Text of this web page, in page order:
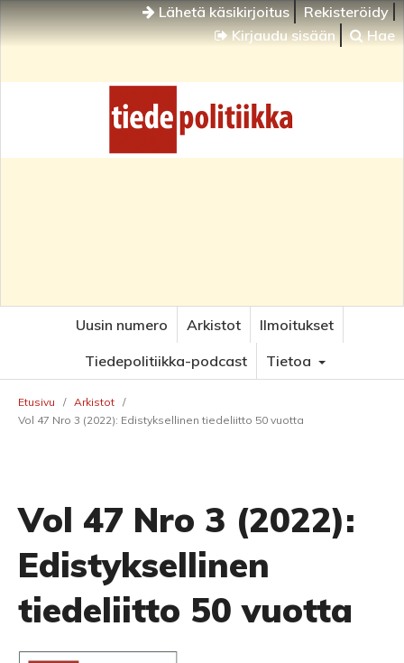
Lähetä käsikirjoitus
Rekisteröidy
Kirjaudu sisään
Hae
Uusin numero Arkistot
Ilmoitukset
Tiedepolitiikka-podcast
Tietoa
Etusivu / Arkistot /
Vol 47 Nro 3 (2022): Edistyksellinen tiedeliitto 50 vuotta
Vol 47 Nro 3 (2022):
Edistyksellinen
tiedeliitto 50 vuotta